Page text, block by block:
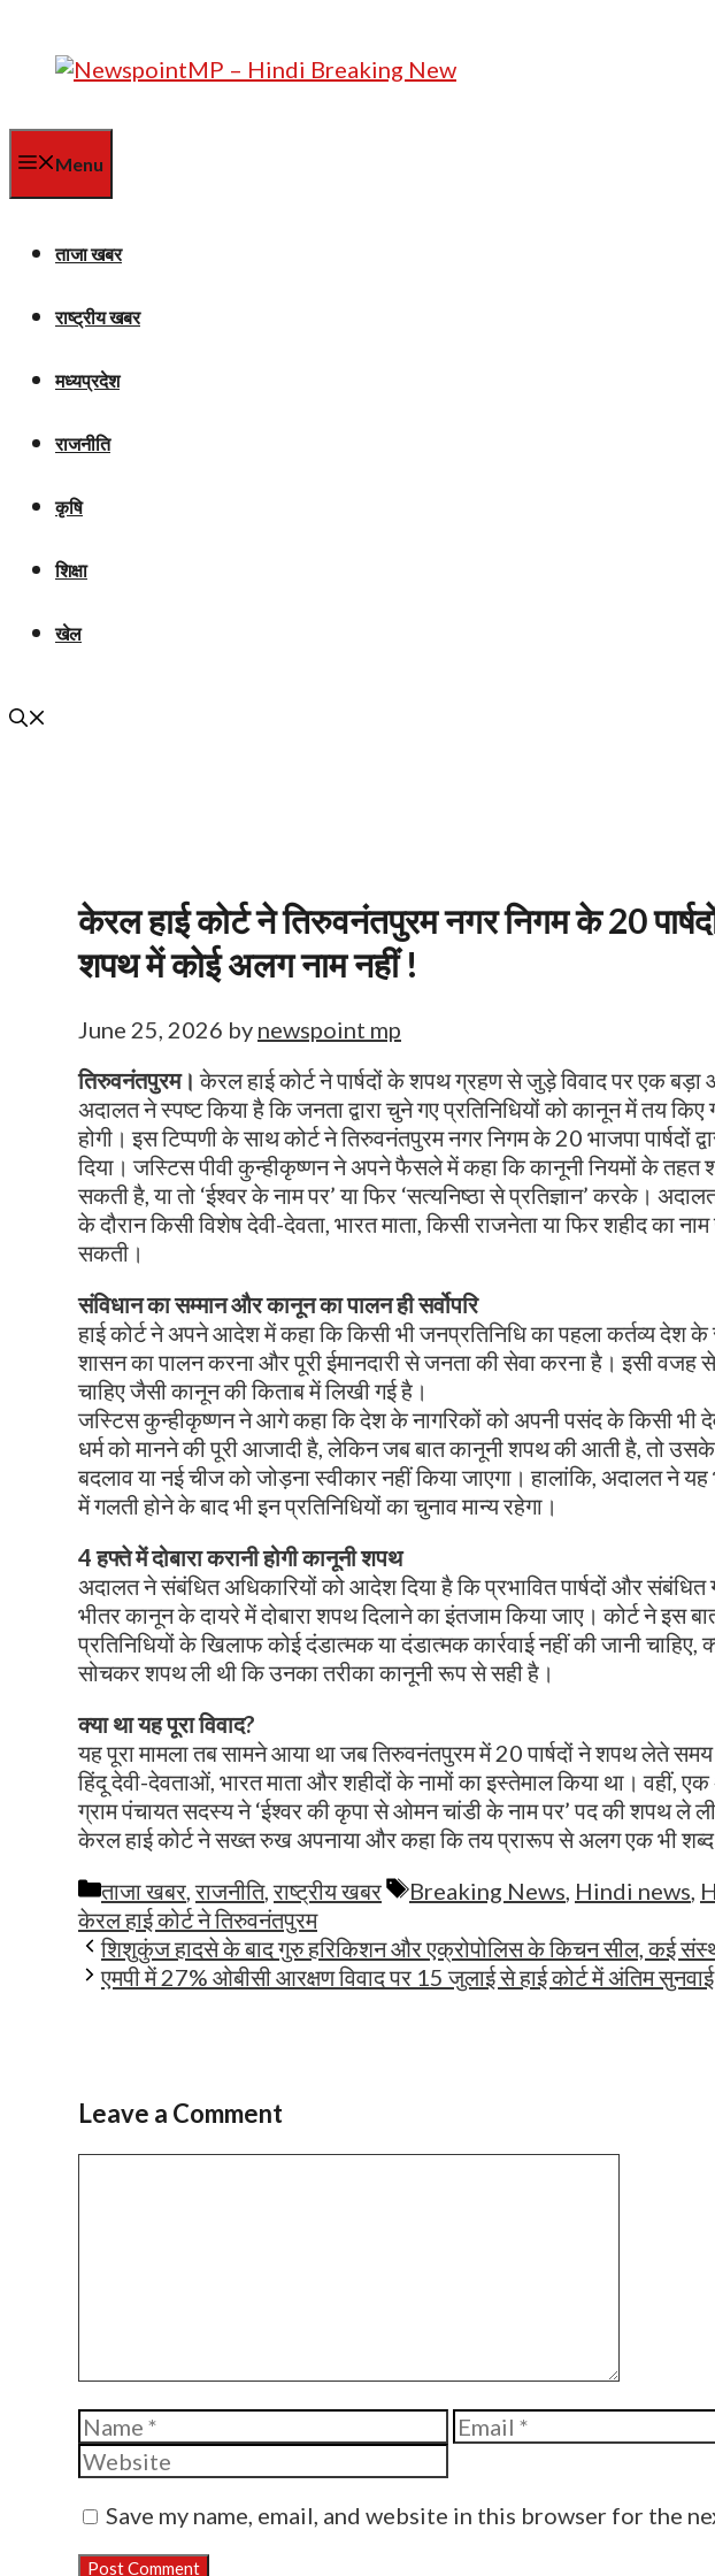
content
Menu
ताजा खबर
राष्ट्रीय खबर
मध्यप्रदेश
राजनीति
कृषि
शिक्षा
खेल
केरल हाई कोर्ट ने तिरुवनंतपुरम नगर निगम के 20
शपथ में कोई अलग नाम नहीं !
June 25, 2026 by newspoint mp
तिरुवनंतपुरम।केरल हाई कोर्ट ने पार्षदों के शपथ ग्रहण से जुड़े विवाद पर एक
अदालत ने स्पष्ट किया है कि जनता द्वारा चुने गए प्रतिनिधियों को कानून में तय
होगी। इस टिप्पणी के साथ कोर्ट ने तिरुवनंतपुरम नगर निगम के 20 भाजपा पार्षदों
दिया। जस्टिस पीवी कुन्हीकृष्णन ने अपने फैसले में कहा कि कानूनी नियमों के तहत
सकती है, या तो ‘ईश्वर के नाम पर’ या फिर ‘सत्यनिष्ठा से प्रतिज्ञान’ करके।
के दौरान किसी विशेष देवी-देवता, भारत माता, किसी राजनेता या फिर शहीद का
सकती।
संविधान का सम्मान और कानून का पालन ही सर्वोपरि
हाई कोर्ट ने अपने आदेश में कहा कि किसी भी जनप्रतिनिधि का पहला कर्तव्य देश
शासन का पालन करना और पूरी ईमानदारी से जनता की सेवा करना है। इसी
चाहिए जैसी कानून की किताब में लिखी गई है।
जस्टिस कुन्हीकृष्णन ने आगे कहा कि देश के नागरिकों को अपनी पसंद के किसी भी
धर्म को मानने की पूरी आजादी है, लेकिन जब बात कानूनी शपथ की आती है, तो
बदलाव या नई चीज को जोड़ना स्वीकार नहीं किया जाएगा। हालांकि, अदालत ने
में गलती होने के बाद भी इन प्रतिनिधियों का चुनाव मान्य रहेगा।
4 हफ्ते में दोबारा करानी होगी कानूनी शपथ
अदालत ने संबंधित अधिकारियों को आदेश दिया है कि प्रभावित पार्षदों और
भीतर कानून के दायरे में दोबारा शपथ दिलाने का इंतजाम किया जाए। कोर्ट ने इस
प्रतिनिधियों के खिलाफ कोई दंडात्मक या दंडात्मक कार्रवाई नहीं की जानी
सोचकर शपथ ली थी कि उनका तरीका कानूनी रूप से सही है।
क्या था यह पूरा विवाद?
यह पूरा मामला तब सामने आया था जब तिरुवनंतपुरम में 20 पार्षदों ने शपथ लेते
हिंदू देवी-देवताओं, भारत माता और शहीदों के नामों का इस्तेमाल किया था। वहीं,
ग्राम पंचायत सदस्य ने ‘ईश्वर की कृपा से ओमन चांडी के नाम पर’ पद की शपथ ले
केरल हाई कोर्ट ने सख्त रुख अपनाया और कहा कि तय प्रारूप से अलग एक भी शब्द
Categories
ताजा खबर ,राजनीति,राष्ट्रीय खबर Tags
Breaking News Hindi news
केरल हाई कोर्ट ने तिरुवनंतपुरम
शिशुकुंज हादसे के बाद गुरु हरिकिशन और एक्रोपोलिस के किचन सील, कई
एमपी में 27% ओबीसी आरक्षण विवाद पर 15 जुलाई से हाई कोर्ट में अंतिम
Leave a Comment
Name Email
Save my name, email, and website in this browser for the